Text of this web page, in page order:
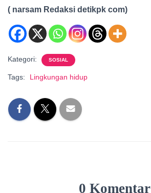
( narsam Redaksi detikpk com)
Kategori: SOSIAL
Tags: Lingkungan hidup
0 Komentar